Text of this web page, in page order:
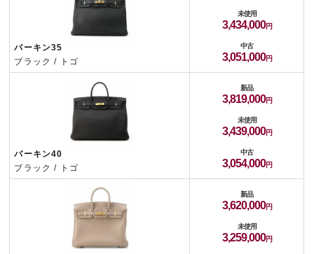
バーキン35
ブラック / トゴ
未使用
3,434,000
中古
3,051,000
バーキン40
ブラック / トゴ
新品
3,819,000
未使用
3,439,000
中古
3,054,000
新品
3,620,000
未使用
3,259,000